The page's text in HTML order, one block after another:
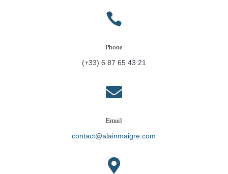

Phone
(+33) 6 87 65 43 21

Email
contact@alainmaigre.com
